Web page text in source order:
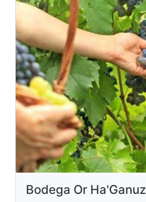
Bodega Or Ha'Ganuz